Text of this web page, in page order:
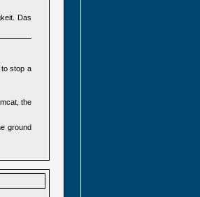
Das
stop a
the
ground